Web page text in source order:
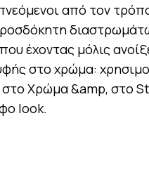
από τον
που έχοντας μόλις
στο χρώμα:
στο Χρώμα &amp, στο
look.